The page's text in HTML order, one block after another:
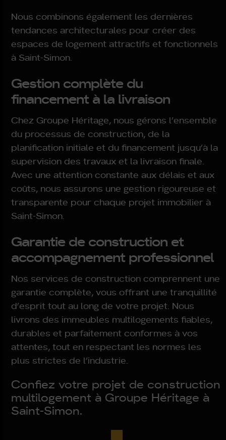
Nous combinons également les dernières
tendances architecturales pour créer des
espaces de logement attractifs et fonctionnels
à Saint-Simon.
Gestion complète du
financement à la livraison
Chez Groupe Héritage, nous gérons l’ensemble
du processus de construction, de la
planification initiale et du financement jusqu’à la
supervision des travaux et la livraison finale.
Avec une attention constante aux délais et aux
coûts, nous assurons une gestion rigoureuse et
transparente pour chaque projet immobilier à
Saint-Simon.
Garantie de construction et
accompagnement professionnel
Nos services de construction comprennent une
garantie complète, vous offrant une tranquillité
d’esprit tout au long de votre projet. Nous
livrons des immeubles multilogements fiables,
durables et parfaitement conformes à vos
attentes, tout en respectant les normes les
plus strictes de l’industrie.
Confiez votre projet de construction
multilogement à Groupe Héritage à
Saint-Simon.